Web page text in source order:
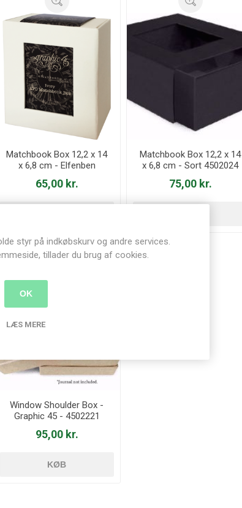
Matchbook Box 12,2 x 14
x 6,8 cm - Elfenben
65,00 kr.
Matchbook Box 12,2 x 14
x 6,8 cm - Sort 4502024
75,00 kr.
Window Shoulder Box -
Graphic 45 - 4502221
95,00 kr.
KØB
styr på indkøbskurv og andre services.
tillader du brug af cookies.
OK
LÆS MERE